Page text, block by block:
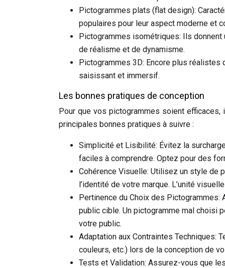
Pictogrammes plats (flat design):
populaires pour leur aspect moderne et
Pictogrammes isométriques: Ils
de réalisme et de dynamisme.
Pictogrammes 3D: Encore plus
saisissant et immersif.
Les bonnes pratiques de conception
Pour que vos pictogrammes soient
principales bonnes pratiques à suivre :
Simplicité et Lisibilité: Évitez la
faciles à comprendre. Optez pour des
Cohérence Visuelle: Utilisez un style de
l’identité de votre marque. L’unité
Pertinence du Choix des
public cible. Un pictogramme mal choisi
votre public.
Adaptation aux Contraintes Techniques:
couleurs, etc.) lors de la conception de
Tests et Validation: Assurez-vous que